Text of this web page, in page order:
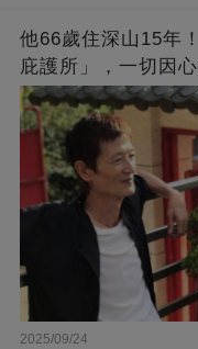
他66歲住深山15年
庇護所」，一切因
2025/09/24